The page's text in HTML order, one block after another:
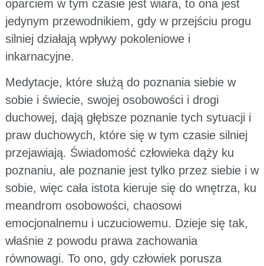
oparciem w tym czasie jest wiara, to ona jest
jedynym przewodnikiem, gdy w przejściu progu
silniej działają wpływy pokoleniowe i
inkarnacyjne.
Medytacje, które służą do poznania siebie w
sobie i świecie, swojej osobowości i drogi
duchowej, dają głębsze poznanie tych sytuacji i
praw duchowych, które się w tym czasie silniej
przejawiają. Świadomość człowieka dąży ku
poznaniu, ale poznanie jest tylko przez siebie i w
sobie, więc cała istota kieruje się do wnętrza, ku
meandrom osobowości, chaosowi
emocjonalnemu i uczuciowemu. Dzieje się tak,
właśnie z powodu prawa zachowania
równowagi. To ono, gdy człowiek porusza